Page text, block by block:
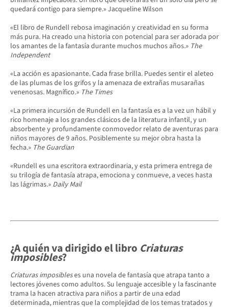
quedará contigo para siempre.»Jacqueline Wilson
«El libro de Rundell rebosa imaginación y creatividad en su forma
más pura. Ha creado una historia con potencial para ser adorada por
los amantes de la fantasía durante muchos muchos años.» The
Independent
«La acción es apasionante. Cada frase brilla. Puedes sentir el aleteo
de las plumas de los grifos y la amenaza de extrañas musarañas
venenosas. Magnífico.» The Times
«La primera incursión de Rundell en la fantasía es a la vez un hábil y
rico homenaje a los grandes clásicos de la literatura infantil, y un
absorbente y profundamente conmovedor relato de aventuras para
niños mayores de 9 años. Posiblemente su mejor obra hasta la
fecha.» The Guardian
«Rundell es una escritora extraordinaria, y esta primera entrega de
su trilogía de fantasía atrapa, emociona y conmueve, a veces hasta
las lágrimas.» Daily Mail
¿A quién va dirigido el libro Criaturas
imposibles?
Criaturas imposibleses una novela de fantasía que atrapa tanto a
lectores jóvenes como adultos. Su lenguaje accesible y la fascinante
trama la hacen atractiva para niños a partir de una edad
determinada, mientras que la complejidad de los temas tratados y